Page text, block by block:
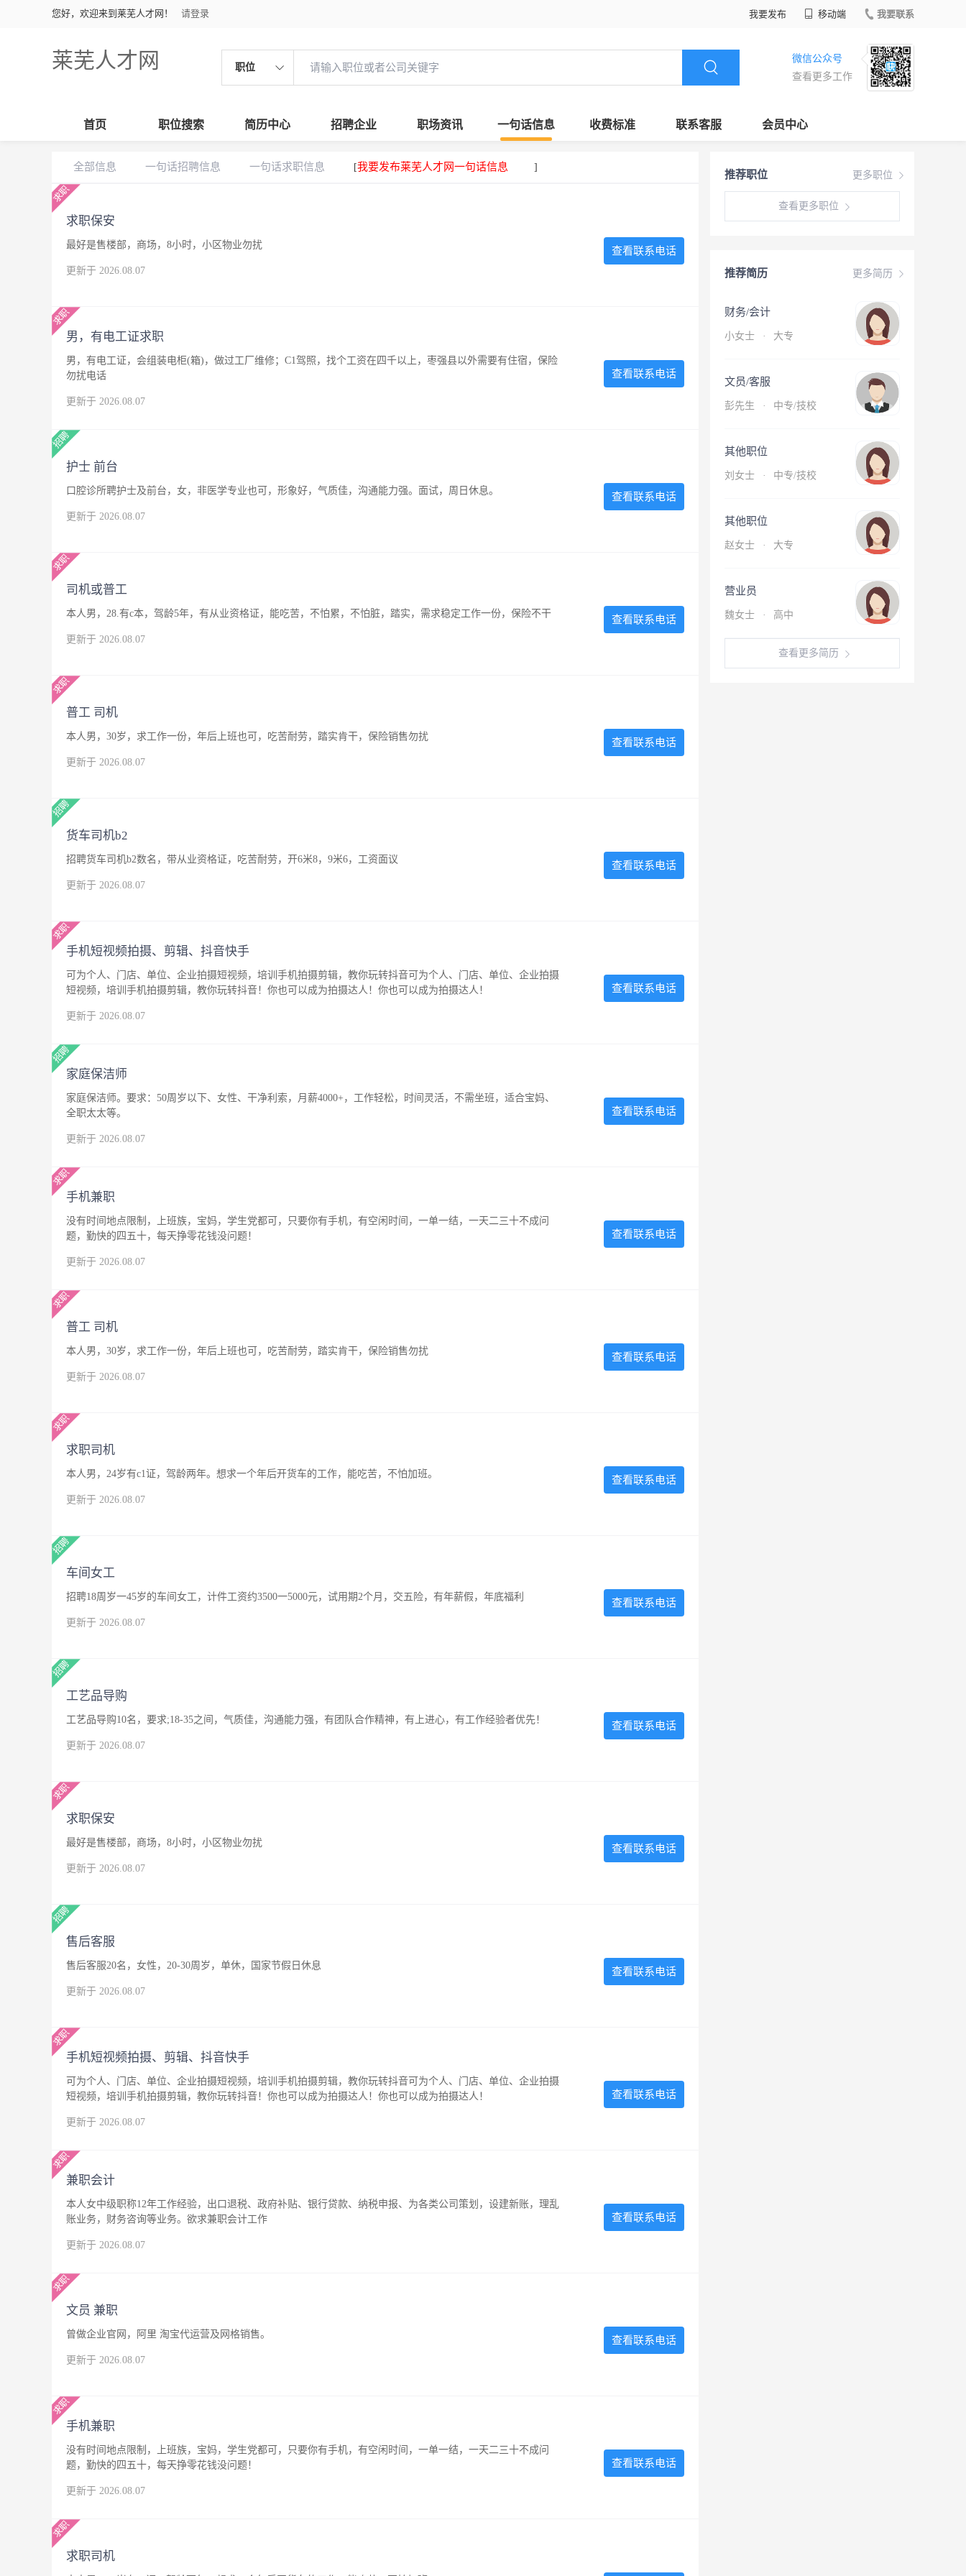
您好，欢迎来到莱芜人才网！ 请登录 我要发布 移动端 我要联系
莱芜人才网 职位
微信公众号
查看更多工作
首页 职位搜索 简历中心 招聘企业 职场资讯 一句话信息 收费标准 联系客服 会员中心
更多职位
推荐职位
查看更多职位
更多简历
推荐简历
财务/会计
小女士 · 大专
文员/客服
彭先生 · 中专/技校
其他职位
刘女士 · 中专/技校
其他职位
赵女士 · 大专
营业员
魏女士 · 高中
查看更多简历
全部信息 一句话招聘信息 一句话求职信息 [我要发布莱芜人才网一句话信息 ]
求职保安
最好是售楼部，商场，8小时，小区物业勿扰
更新于 2026.08.07
查看联系电话
男，有电工证求职
男，有电工证，会组装电柜(箱)，做过工厂维修；C1驾照，找个工资在四千以上，枣强县以外需要有住宿，保险
勿扰电话
更新于 2026.08.07
查看联系电话
护士 前台
口腔诊所聘护士及前台，女，非医学专业也可，形象好，气质佳，沟通能力强。面试，周日休息。
更新于 2026.08.07
查看联系电话
司机或普工
本人男，28.有c本，驾龄5年，有从业资格证，能吃苦，不怕累，不怕脏，踏实，需求稳定工作一份，保险不干
更新于 2026.08.07
查看联系电话
普工 司机
本人男，30岁，求工作一份，年后上班也可，吃苦耐劳，踏实肯干，保险销售勿扰
更新于 2026.08.07
查看联系电话
货车司机b2
招聘货车司机b2数名，带从业资格证，吃苦耐劳，开6米8，9米6，工资面议
更新于 2026.08.07
查看联系电话
手机短视频拍摄、剪辑、抖音快手
可为个人、门店、单位、企业拍摄短视频，培训手机拍摄剪辑，教你玩转抖音可为个人、门店、单位、企业拍摄
短视频，培训手机拍摄剪辑，教你玩转抖音！你也可以成为拍摄达人！你也可以成为拍摄达人！
更新于 2026.08.07
查看联系电话
家庭保洁师
家庭保洁师。要求：50周岁以下、女性、干净利索，月薪4000+，工作轻松，时间灵活，不需坐班，适合宝妈、
全职太太等。
更新于 2026.08.07
查看联系电话
手机兼职
没有时间地点限制，上班族，宝妈，学生党都可，只要你有手机，有空闲时间，一单一结，一天二三十不成问
题，勤快的四五十，每天挣零花钱没问题！
更新于 2026.08.07
查看联系电话
普工 司机
本人男，30岁，求工作一份，年后上班也可，吃苦耐劳，踏实肯干，保险销售勿扰
更新于 2026.08.07
查看联系电话
求职司机
本人男，24岁有c1证，驾龄两年。想求一个年后开货车的工作，能吃苦，不怕加班。
更新于 2026.08.07
查看联系电话
车间女工
招聘18周岁一45岁的车间女工，计件工资约3500一5000元，试用期2个月，交五险，有年薪假，年底福利
更新于 2026.08.07
查看联系电话
工艺品导购
工艺品导购10名，要求;18-35之间，气质佳，沟通能力强，有团队合作精神，有上进心，有工作经验者优先！
更新于 2026.08.07
查看联系电话
求职保安
最好是售楼部，商场，8小时，小区物业勿扰
更新于 2026.08.07
查看联系电话
售后客服
售后客服20名，女性，20-30周岁，单休，国家节假日休息
更新于 2026.08.07
查看联系电话
手机短视频拍摄、剪辑、抖音快手
可为个人、门店、单位、企业拍摄短视频，培训手机拍摄剪辑，教你玩转抖音可为个人、门店、单位、企业拍摄
短视频，培训手机拍摄剪辑，教你玩转抖音！你也可以成为拍摄达人！你也可以成为拍摄达人！
更新于 2026.08.07
查看联系电话
兼职会计
本人女中级职称12年工作经验，出口退税、政府补贴、银行贷款、纳税申报、为各类公司策划，设建新账，理乱
账业务，财务咨询等业务。欲求兼职会计工作
更新于 2026.08.07
查看联系电话
文员 兼职
曾做企业官网，阿里 淘宝代运营及网格销售。
更新于 2026.08.07
查看联系电话
手机兼职
没有时间地点限制，上班族，宝妈，学生党都可，只要你有手机，有空闲时间，一单一结，一天二三十不成问
题，勤快的四五十，每天挣零花钱没问题！
更新于 2026.08.07
查看联系电话
求职司机